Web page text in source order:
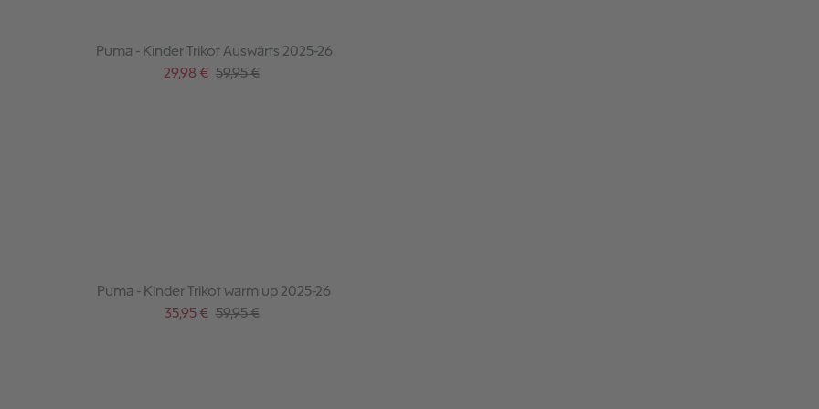
Puma - Kinder Trikot Auswärts 2025-26
Verkaufspreis:
29,98 € Regulärer Preis:
59,95 €
Puma - Kinder Trikot warm up 2025-26
Verkaufspreis:
35,95 € Regulärer Preis:
59,95 €